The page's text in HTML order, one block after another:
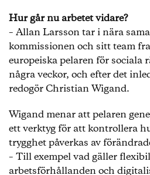
Hur går nu arbetet vidare?
– Allan Larsson tar i nära
kommissionen och sitt team
europeiska pelaren för sociala
några veckor, och efter det
redogör Christian Wigand.
Wigand menar att pelaren
ett verktyg för att kontrollera
trygghet påverkas av
– Till exempel vad gäller
arbetsförhållanden och